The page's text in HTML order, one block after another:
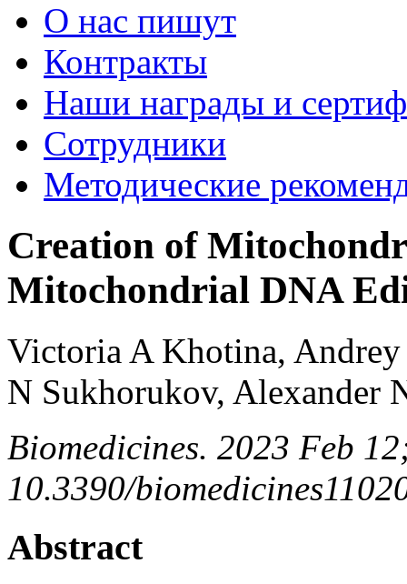
О нас пишут
Контракты
Наши награды и
Сотрудники
Методические
Creation of
Mitochondrial DNA
Victoria A Khotina,
N Sukhorukov, Alexander
Biomedicines. 2023 Feb
10.3390/
Abstract